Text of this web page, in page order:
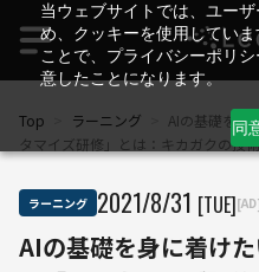
当ウェブサイトでは、ユー
め、クッキーを使用してい
ことで、プライバシーポリ
意したことになります。
同
Top ラーニング
AIの基礎を身
タマイズ研修」とは：キカガクの技
ラーニング 2021/8/31 [TUE]
AIの基礎を身に着け